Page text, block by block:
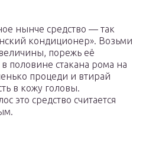
нынче средство — так
кондиционер». Возьми
порежь её
половине стакана рома на
процеди и втирай
в кожу головы.
это средство считается